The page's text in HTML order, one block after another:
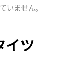
いません。
イツ